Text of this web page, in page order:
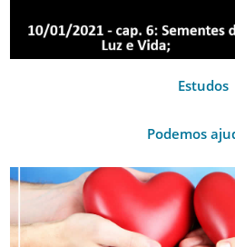
Estudos
Podemos